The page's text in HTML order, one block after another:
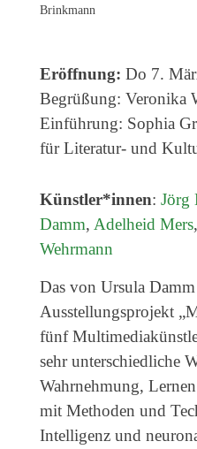
Schlagwörter
Genres
Veranstaltungsformate
Brinkmann
Eröffnung: Do 7.
Begrüßung: Veronika
Einführung: Sophia
für Literatur- und
Künstler*innen: Jörg
Damm, Adelheid Mers,
Wehrmann
Das von Ursula
Ausstellungsprojekt
fünf
sehr unterschiedliche
Wahrnehmung,
mit Methoden und
Intelligenz und